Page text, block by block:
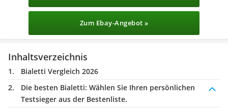
Zum Ebay-Angebot »
Inhaltsverzeichnis
Bialetti Vergleich 2026
Die besten Bialetti: Wählen Sie Ihren persönlichen
Testsieger aus der Bestenliste.